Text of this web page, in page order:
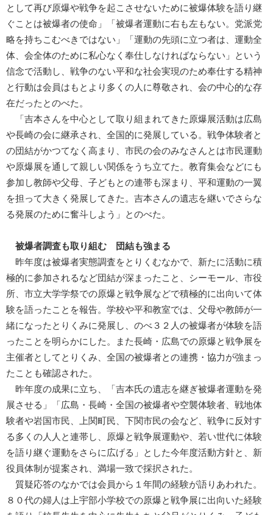
として再び原爆や戦争を起こさせないために被爆体験を語り継
ぐことは被爆者の使命」「被爆者運動に右も左もない。党派党
略を持ちこむべきではない」「運動の先頭に立つ者は、運動全
体、会全体のために私心なく奉仕しなければならない」という
信念で活動し、戦争のない平和な社会実現のため奉仕する精神
と行動は会員はもとより多くの人に尊敬され、会の中心的な存
在だったとのべた。
「吉本さんを中心として取り組まれてきた原爆展活動は広島
や長崎の会に継承され、全国的に発展している。戦争体験者と
の団結がかつてなく高まり、市民の会のみなさんとは市民運動
や原爆展を通して親しい関係をうち立てた。教育集会などにも
参加し教師や父母、子どもとの連帯も深まり、平和運動の一翼
を担って大きく発展してきた。吉本さんの遺志を継いでさらな
る発展のために奮斗しよう」とのべた。
被爆者調査も取り組む 団結も強まる
昨年度は被爆者実態調査をとりくむなかで、新たに活動に積
極的に参加されるなど団結が深まったこと、シーモール、市役
所、市立大学学祭での原爆と戦争展などで積極的に出向いて体
験を語ったことを報告。学校や平和教室では、父母や教師が一
緒になったとりくみに発展し、のべ３２人の被爆者が体験を語
ったことを明らかにした。また長崎・広島での原爆と戦争展を
主催者としてとりくみ、全国の被爆者との連携・協力が強まっ
たことも確認された。
昨年度の成果に立ち、「吉本氏の遺志を継ぎ被爆者運動を発
展させる」「広島・長崎・全国の被爆者や空襲体験者、戦地体
験者や岩国市民、上関町民、下関市民の会など、戦争に反対す
る多くの人人と連帯し、原爆と戦争展運動や、若い世代に体験
を語り継ぐ運動をさらに広げる」とした今年度活動方針と、新
役員体制が提案され、満場一致で採択された。
質疑応答のなかでは会員から１年間の経験が語りあわれた。
８０代の婦人は上宇部小学校での原爆と戦争展に出向いた経験